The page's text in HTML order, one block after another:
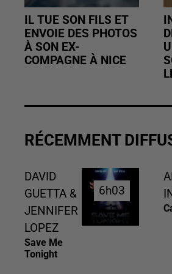
IL TUE SON FILS ET
ENVOIE DES PHOTOS
À SON EX-
COMPAGNE À NICE
RÉCEMMENT
DAVID
GUETTA &
JENNIFER
LOPEZ
Save Me
Tonight
6h03
6h03